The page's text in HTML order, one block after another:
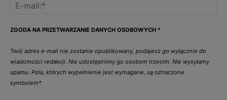
ZGODA NA PRZETWARZANIE DANYCH OSOBOWYCH *
Twój adres e-mail nie zostanie opublikowany, podajesz go wyłącznie do
wiadomości redakcji. Nie udostępnimy go osobom trzecim. Nie wysyłamy
spamu. Pola, których wypełnienie jest wymagane, są oznaczone
symbolem*.